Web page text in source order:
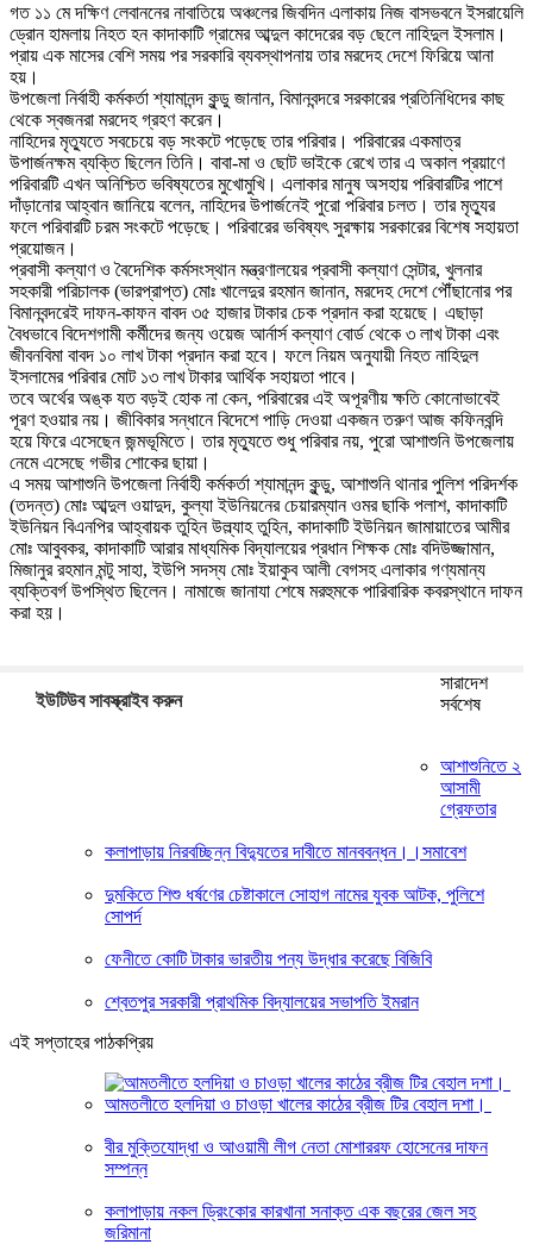
গত ১১ মে দক্ষিণ লেবাননের নাবাতিয়ে অঞ্চলের জিবদিন এলাকায় নিজ বাসভবনে ইসরায়েলি
ড্রোন হামলায় নিহত হন কাদাকাটি গ্রামের আব্দুল কাদেরের বড় ছেলে নাহিদুল ইসলাম।
প্রায় এক মাসের বেশি সময় পর সরকারি ব্যবস্থাপনায় তার মরদেহ দেশে ফিরিয়ে আনা
হয়।
উপজেলা নির্বাহী কর্মকর্তা শ্যামানন্দ কুন্ডু জানান, বিমানবন্দরে সরকারের প্রতিনিধিদের কাছ
থেকে স্বজনরা মরদেহ গ্রহণ করেন।
নাহিদের মৃত্যুতে সবচেয়ে বড় সংকটে পড়েছে তার পরিবার। পরিবারের একমাত্র
উপার্জনক্ষম ব্যক্তি ছিলেন তিনি। বাবা-মা ও ছোট ভাইকে রেখে তার এ অকাল প্রয়াণে
পরিবারটি এখন অনিশ্চিত ভবিষ্যতের মুখোমুখি। এলাকার মানুষ অসহায় পরিবারটির পাশে
দাঁড়ানোর আহ্বান জানিয়ে বলেন, নাহিদের উপার্জনেই পুরো পরিবার চলত। তার মৃত্যুর
ফলে পরিবারটি চরম সংকটে পড়েছে। পরিবারের ভবিষ্যৎ সুরক্ষায় সরকারের বিশেষ সহায়তা
প্রয়োজন।
প্রবাসী কল্যাণ ও বৈদেশিক কর্মসংস্থান মন্ত্রণালয়ের প্রবাসী কল্যাণ সেন্টার, খুলনার
সহকারী পরিচালক (ভারপ্রাপ্ত) মোঃ খালেদুর রহমান জানান, মরদেহ দেশে পৌঁছানোর পর
বিমানবন্দরেই দাফন-কাফন বাবদ ৩৫ হাজার টাকার চেক প্রদান করা হয়েছে। এছাড়া
বৈধভাবে বিদেশগামী কর্মীদের জন্য ওয়েজ আর্নার্স কল্যাণ বোর্ড থেকে ৩ লাখ টাকা এবং
জীবনবিমা বাবদ ১০ লাখ টাকা প্রদান করা হবে। ফলে নিয়ম অনুযায়ী নিহত নাহিদুল
ইসলামের পরিবার মোট ১৩ লাখ টাকার আর্থিক সহায়তা পাবে।
তবে অর্থের অঙ্ক যত বড়ই হোক না কেন, পরিবারের এই অপূরণীয় ক্ষতি কোনোভাবেই
পূরণ হওয়ার নয়। জীবিকার সন্ধানে বিদেশে পাড়ি দেওয়া একজন তরুণ আজ কফিনবন্দি
হয়ে ফিরে এসেছেন জন্মভূমিতে। তার মৃত্যুতে শুধু পরিবার নয়, পুরো আশাশুনি উপজেলায়
নেমে এসেছে গভীর শোকের ছায়া।
এ সময় আশাশুনি উপজেলা নির্বাহী কর্মকর্তা শ্যামানন্দ কুন্ডু, আশাশুনি থানার পুলিশ পরিদর্শক
(তদন্ত) মোঃ আব্দুল ওয়াদুদ, কুল্যা ইউনিয়নের চেয়ারম্যান ওমর ছাকি পলাশ, কাদাকাটি
ইউনিয়ন বিএনপির আহ্বায়ক তুহিন উল্ল্যাহ তুহিন, কাদাকাটি ইউনিয়ন জামায়াতের আমীর
মোঃ আবুবকর, কাদাকাটি আরার মাধ্যমিক বিদ্যালয়ের প্রধান শিক্ষক মোঃ বদিউজ্জামান,
মিজানুর রহমান মন্টু সাহা, ইউপি সদস্য মোঃ ইয়াকুব আলী বেগসহ এলাকার গণ্যমান্য
ব্যক্তিবর্গ উপস্থিত ছিলেন। নামাজে জানাযা শেষে মরহুমকে পারিবারিক কবরস্থানে দাফন
করা হয়।
ইউটিউব সাবস্ক্রাইব করুন
সারাদেশ
সর্বশেষ
আশাশুনিতে ২
আসামী
গ্রেফতার
কলাপাড়ায় নিরবচ্ছিন্ন বিদ্যুতের দাবীতে মানববন্ধন।।সমাবেশ
দুমকিতে শিশু ধর্ষণের চেষ্টাকালে সোহাগ নামের যুবক আটক, পুলিশে
সোপর্দ
ফেনীতে কোটি টাকার ভারতীয় পন্য উদ্ধার করেছে বিজিবি
শ্বেতপুর সরকারী প্রাথমিক বিদ্যালয়ের সভাপতি ইমরান
এই সপ্তাহের পাঠকপ্রিয়
আমতলীতে হলদিয়া ও চাওড়া খালের কাঠের ব্রীজ টির বেহাল দশা।
বীর মুক্তিযোদ্ধা ও আওয়ামী লীগ নেতা মোশাররফ হোসেনের দাফন
সম্পন্ন
কলাপাড়ায় নকল ড্রিংকোর কারখানা সনাক্ত এক বছরের জেল সহ
জরিমানা